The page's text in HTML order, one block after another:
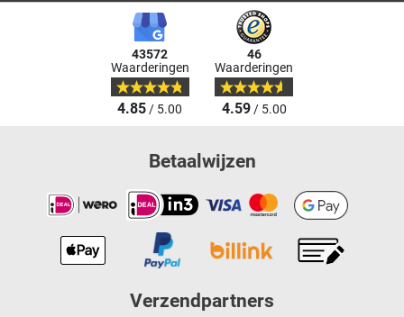
43572
Waarderingen
4.85/ 5.00
46
Waarderingen
4.59/ 5.00
Betaalwijzen
Verzendpartners